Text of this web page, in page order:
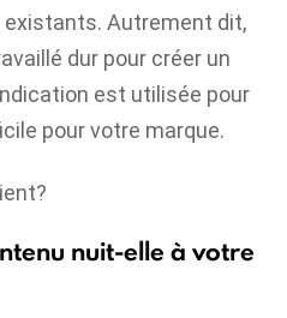
Autrement dit,
dur pour créer un
est utilisée pour
pour votre marque.
nuit-elle à votre